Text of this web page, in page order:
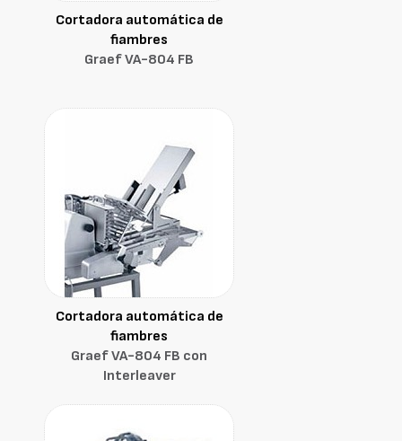
Cortadora automática de
fiambres
Graef VA-804 FB
Cortadora automática de
fiambres
Graef VA-804 FB con
Interleaver